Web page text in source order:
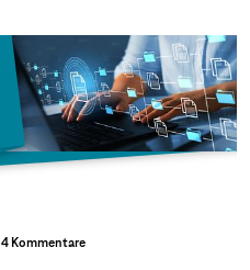
4 Kommentare